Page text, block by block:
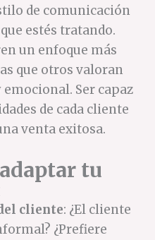
de comunicación
estés tratando.
un enfoque más
que otros valoran
Ser capaz
de cada cliente
venta exitosa.
tu
cliente: ¿El cliente
¿Prefiere